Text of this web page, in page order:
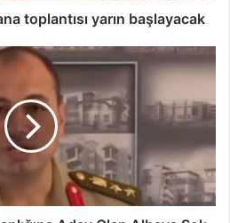
toplantısı yarın başlayacak